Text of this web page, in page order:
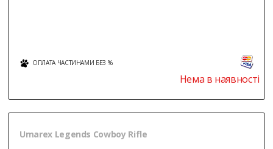
ОПЛАТА ЧАСТИНАМИ БЕЗ %
Нема в наявності
Umarex Legends Cowboy Rifle